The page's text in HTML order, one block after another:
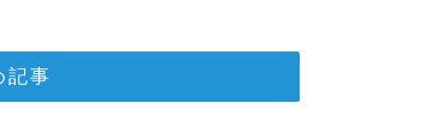
記事